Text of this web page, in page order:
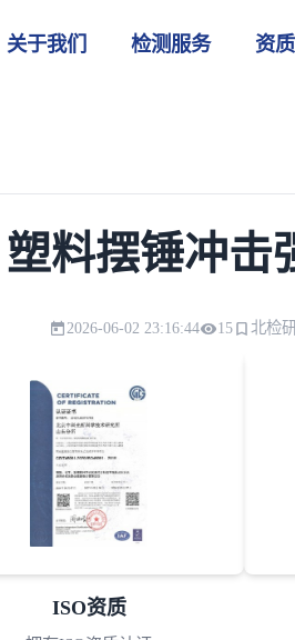
关于我们 检测服务 资
塑料摆锤冲击
2026-06-02 23:16:44 15 北检
ISO资质